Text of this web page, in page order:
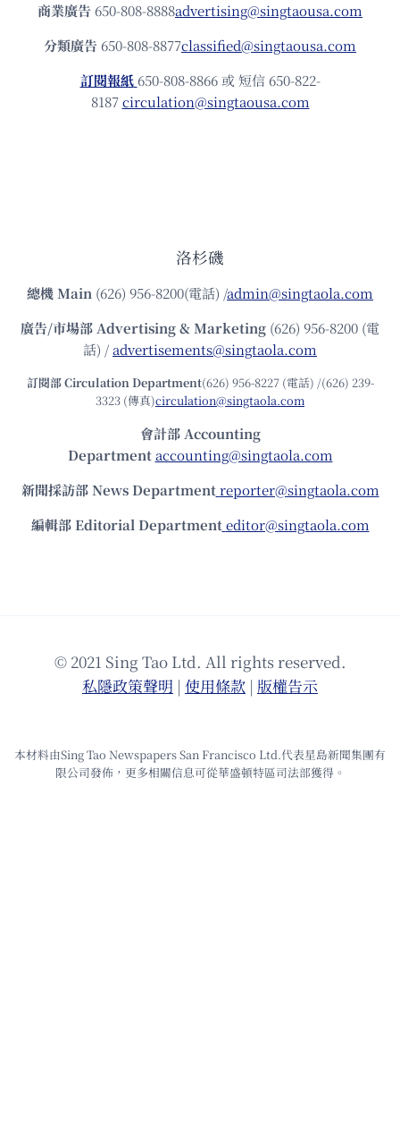
商業廣告 650-808-8888advertising@singtaousa.com
分類廣告 650-808-8877classified@singtaousa.com
訂閱報紙 650-808-8866 或 短信 650-822-
8187circulation@singtaousa.com
洛杉磯
總機Main (626) 956-8200(電話) /admin@singtaola.com
廣告/市場部Advertising & Marketing (626) 956-8200 (電
話) /advertisements@singtaola.com
訂閱部 Circulation Department(626) 956-8227 (電話) /(626) 239-
3323 (傳真)circulation@singtaola.com
會計部 Accounting
Department accounting@singtaola.com
新聞採訪部 News Department reporter@singtaola.com
編輯部 Editorial Department editor@singtaola.com
© 2021 Sing Tao Ltd. All rights reserved.
私隱政策聲明 | 使⽤條款 | 版權告⽰
本材料由Sing Tao Newspapers San Francisco Ltd.代表星島新聞集團有
限公司發佈，更多相關信息可從華盛頓特區司法部獲得。